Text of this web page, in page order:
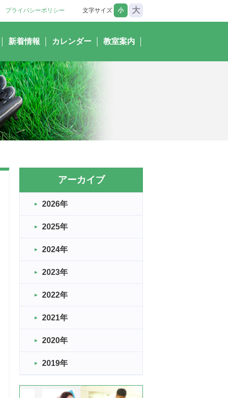
プライバシーポリシー
新着情報 カレンダー 教室案内
文字サイズ 小 大
アーカイブ
2026年
2025年
2024年
2023年
2022年
2021年
2020年
2019年